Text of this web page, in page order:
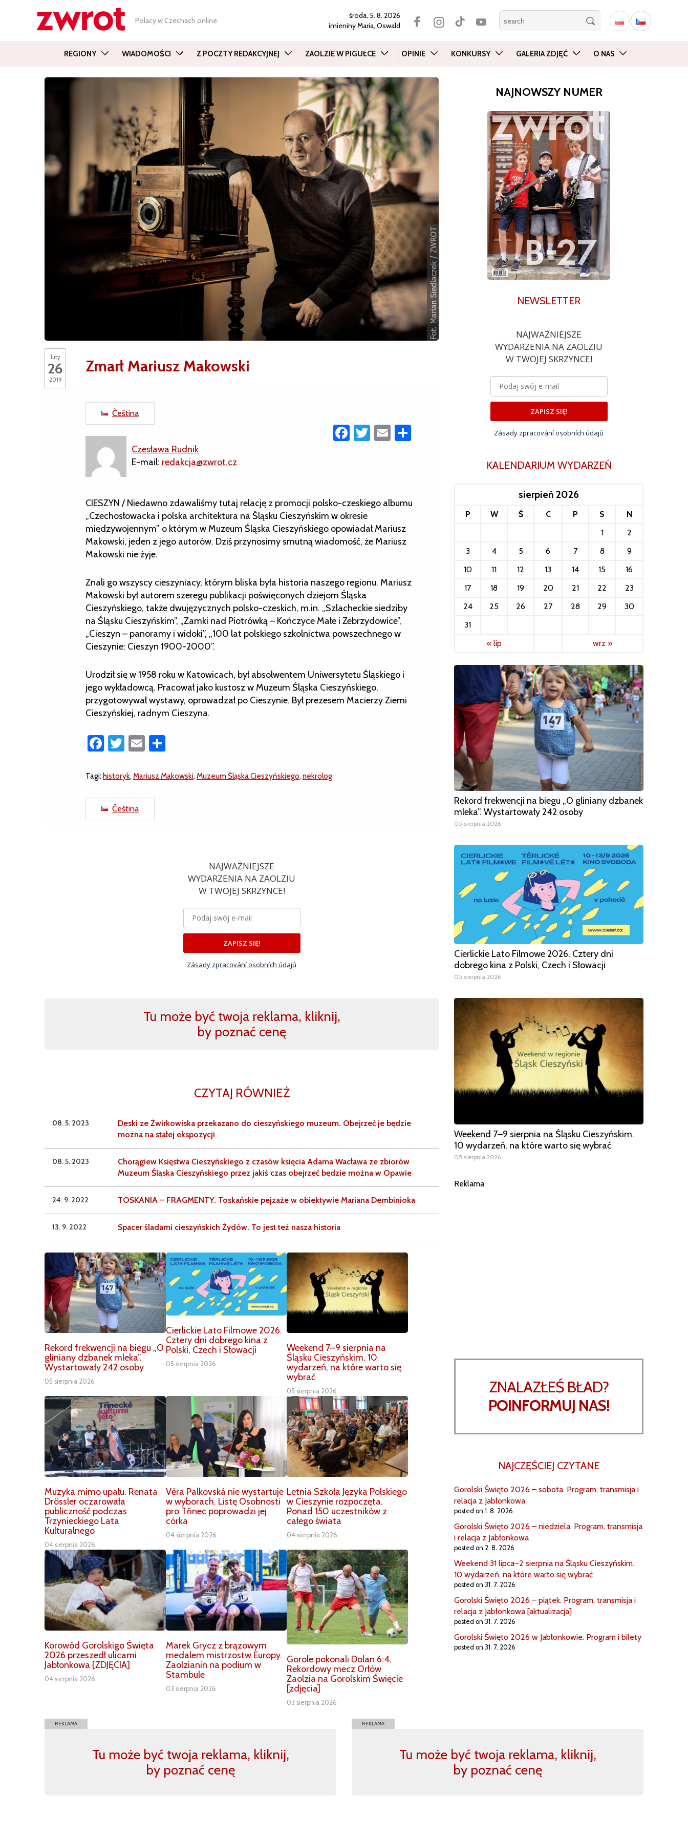
Polacy w Czechach online
środa, 5. 8. 2026
imieninyMaria, Oswald
REGIONY WIADOMOŚCI Z POCZTY REDAKCYJNEJ ZAOLZIE W PIGUŁCE OPINIE KONKURSY GALERIA ZDJĘĆ O NAS
luty
26
2019
Zmarł Mariusz Makowski
Čeština
Czesława Rudnik
E-mail: redakcja@zwrot.cz
Facebook
Twitter
Email
CIESZYN / Niedawno zdawaliśmy tutaj relację z promocji polsko-czeskiego albumu
„Czechosłowacka i polska architektura na Śląsku Cieszyńskim w okresie
międzywojennym” o którym w Muzeum Śląska Cieszyńskiego opowiadał Mariusz
Makowski, jeden z jego autorów. Dziś przynosimy smutną wiadomość, że Mariusz
Makowski nie żyje.
Znali go wszyscy cieszyniacy, którym bliska była historia naszego regionu. Mariusz
Makowski był autorem szeregu publikacji poświęconych dziejom Śląska
Cieszyńskiego, także dwujęzycznych polsko-czeskich, m.in. „Szlacheckie siedziby
na Śląsku Cieszyńskim”, „Zamki nad Piotrówką – Kończyce Małe i Zebrzydowice”,
„Cieszyn – panoramy i widoki”, „100 lat polskiego szkolnictwa powszechnego w
Cieszynie: Cieszyn 1900-2000”.
Urodził się w 1958 roku w Katowicach, był absolwentem Uniwersytetu Śląskiego i
jego wykładowcą. Pracował jako kustosz w Muzeum Śląska Cieszyńskiego,
przygotowywał wystawy, oprowadzał po Cieszynie. Był prezesem Macierzy Ziemi
Cieszyńskiej, radnym Cieszyna.
Facebook
Twitter
Email
Tagi:historyk, Mariusz Makowski, Muzeum Śląska Cieszyńskiego, nekrolog
Čeština
NAJWAŻNIEJSZE
WYDARZENIA NA ZAOLZIU
W TWOJEJ SKRZYNCE!
ZAPISZ SIĘ!
Zásady zpracování osobních údajů
Tu może być twoja reklama, kliknij,
by poznać cenę
CZYTAJ RÓWNIEŻ
08. 5. 2023
Deski ze Żwirkowiska przekazano do cieszyńskiego muzeum. Obejrzeć je będzie
można na stałej ekspozycji
08. 5. 2023
Chorągiew Księstwa Cieszyńskiego z czasów księcia Adama Wacława ze zbiorów
Muzeum Śląska Cieszyńskiego przez jakiś czas obejrzeć będzie można w Opawie
24. 9. 2022 TOSKANIA – FRAGMENTY. Toskańskie pejzaże w obiektywie Mariana Dembinioka
13. 9. 2022 Spacer śladami cieszyńskich Żydów. To jest też nasza historia
Rekord frekwencji na biegu „O
gliniany dzbanek mleka”.
Wystartowały 242 osoby
05 sierpnia 2026
Cierlickie Lato Filmowe 2026.
Cztery dni dobrego kina z
Polski, Czech i Słowacji
05 sierpnia 2026
Weekend 7–9 sierpnia na
Śląsku Cieszyńskim. 10
wydarzeń, na które warto się
wybrać
05 sierpnia 2026
Muzyka mimo upału. Renata
Drössler oczarowała
publiczność podczas
Trzynieckiego Lata
Kulturalnego
04 sierpnia 2026
Věra Palkovská nie wystartuje
w wyborach. Listę Osobnosti
pro Třinec poprowadzi jej
córka
04 sierpnia 2026
Letnia Szkoła Języka Polskiego
w Cieszynie rozpoczęta.
Ponad 150 uczestników z
całego świata
04 sierpnia 2026
Korowód Gorolskigo Święta
2026 przeszedł ulicami
Jabłonkowa [ZDJĘCIA]
04 sierpnia 2026
Marek Grycz z brązowym
medalem mistrzostw Europy.
Zaolzianin na podium w
Stambule
03 sierpnia 2026
Gorole pokonali Dolan 6:4.
Rekordowy mecz Orłów
Zaolzia na Gorolskim Święcie
[zdjęcia]
03 sierpnia 2026
NAJNOWSZY NUMER
NEWSLETTER
NAJWAŻNIEJSZE
WYDARZENIA NA ZAOLZIU
W TWOJEJ SKRZYNCE!
ZAPISZ SIĘ!
Zásady zpracování osobních údajů
KALENDARIUM WYDARZEŃ
sierpień 2026
P W Ś C P S
N
1
2
3
4 5 6 7 8
9
10
11 12 13 14 15
16
17
18 19 20 21 22
23
24
25 26 27 28 29
30
31
« lip
wrz »
Rekord frekwencji na biegu „O gliniany dzbanek
mleka”. Wystartowały 242 osoby
05 sierpnia 2026
Cierlickie Lato Filmowe 2026. Cztery dni
dobrego kina z Polski, Czech i Słowacji
05 sierpnia 2026
Weekend 7–9 sierpnia na Śląsku Cieszyńskim.
10 wydarzeń, na które warto się wybrać
05 sierpnia 2026
Reklama
ZNALAZŁEŚ BŁAD?
POINFORMUJ NAS!
NAJCZĘŚCIEJ CZYTANE
Gorolski Święto 2026 – sobota. Program, transmisja i
relacja z Jabłonkowa
posted on 1. 8. 2026
Gorolski Święto 2026 – niedziela. Program, transmisja
i relacja z Jabłonkowa
posted on 2. 8. 2026
Weekend 31 lipca–2 sierpnia na Śląsku Cieszyńskim.
10 wydarzeń, na które warto się wybrać
posted on 31. 7. 2026
Gorolski Święto 2026 – piątek. Program, transmisja i
relacja z Jabłonkowa [aktualizacja]
posted on 31. 7. 2026
Gorolski Święto 2026 w Jabłonkowie. Program i bilety
posted on 31. 7. 2026
REKLAMA
Tu może być twoja reklama, kliknij,
by poznać cenę
REKLAMA
Tu może być twoja reklama, kliknij,
by poznać cenę